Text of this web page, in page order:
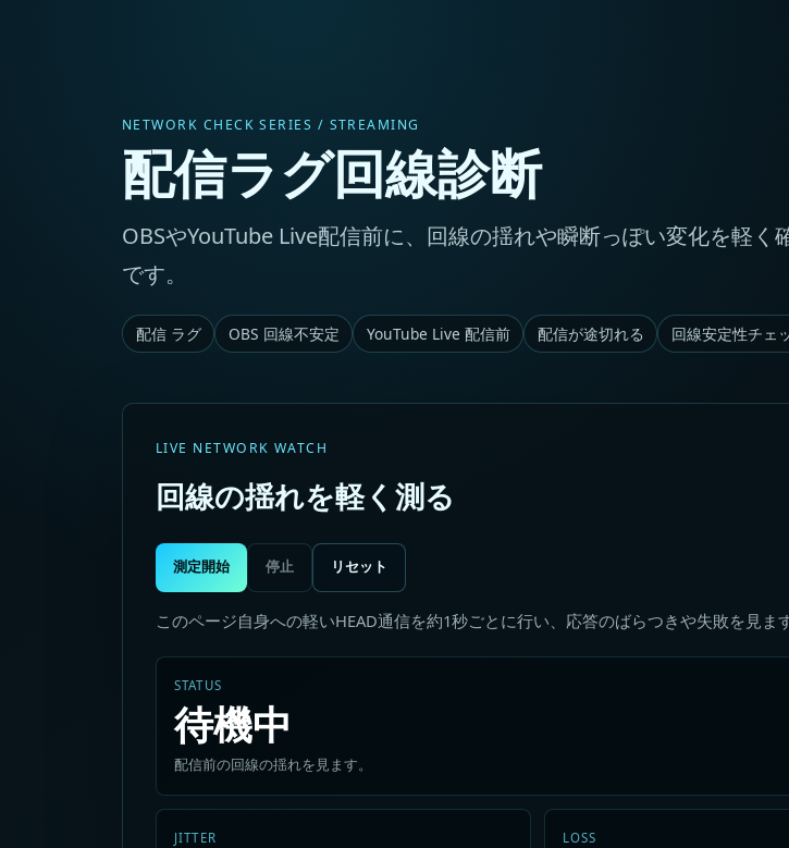
NETWORK CHECK SERIES / STREAMING
配信ラグ回線診断
OBSやYouTube Live配信前に、回線の揺れや瞬断っぽい変化を軽く
です。
配信 ラグ OBS 回線不安定 YouTube Live 配信前 配信が途切れる 回線安定性チェ
LIVE NETWORK WATCH
回線の揺れを軽く測る
測定開始 停止 リセット
このページ自身への軽いHEAD通信を約1秒ごとに行い、応答のばらつきや失敗を見ま
STATUS
待機中
配信前の回線の揺れを見ます。
JITTER LOSS